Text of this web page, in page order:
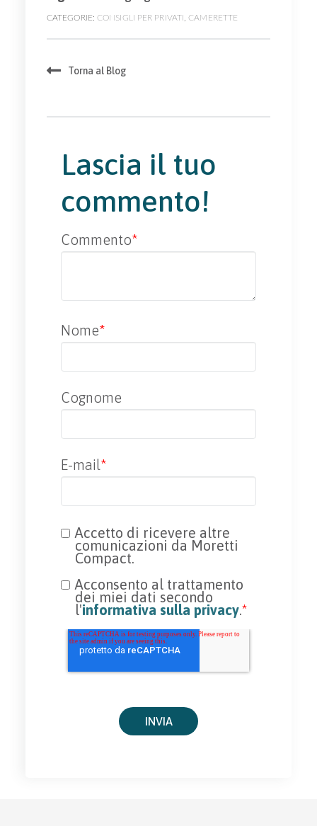
CATEGORIE: CONSIGLI PER PRIVATI ,CAMERETTE
Torna al Blog
Lascia il tuo
commento!
Commento*
Nome*
Cognome
E-mail*
Accetto di ricevere altre
comunicazioni da Moretti
Compact.
Acconsento al trattamento
dei miei dati secondo
l'informativa sulla privacy.*